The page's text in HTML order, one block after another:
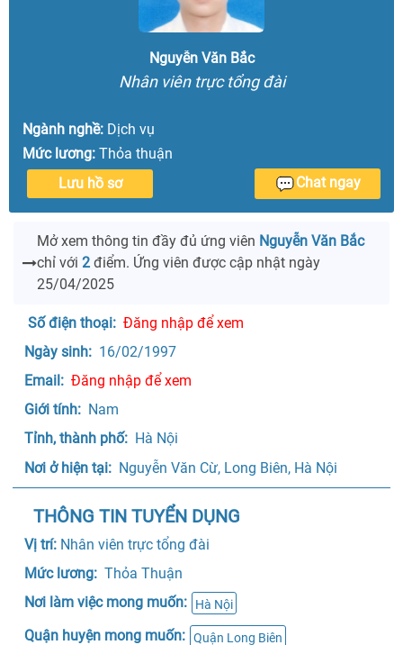
Nguyễn Văn Bắc
Nhân viên trực tổng đài
Ngành nghề: Dịch vụ
Mức lương: Thỏa thuận
Lưu hồ sơ
Chat ngay
Mở xem thông tin đầy đủ ứng viên Nguyễn Văn Bắc
chỉ với 2 điểm. Ứng viên được cập nhật ngày
25/04/2025
Số điện thoại: Đăng nhập để xem
Ngày sinh: 16/02/1997
Email: Đăng nhập để xem
Giới tính: Nam
Tỉnh, thành phố: Hà Nội
Nơi ở hiện tại: Nguyễn Văn Cừ, Long Biên, Hà Nội
THÔNG TIN TUYỂN DỤNG
Vị trí: Nhân viên trực tổng đài
Mức lương: Thỏa Thuận
Nơi làm việc mong muốn:
Hà Nội
Quận huyện mong muốn: Quận Long Biên